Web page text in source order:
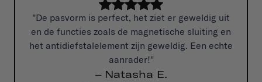
"De pasvorm is perfect, het ziet er geweldig uit
en de functies zoals de magnetische sluiting en
het antidiefstalelement zijn geweldig. Een echte
aanrader!"
– Natasha E.